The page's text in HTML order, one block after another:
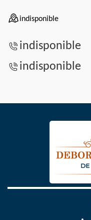
indisponible
indisponible
indisponible